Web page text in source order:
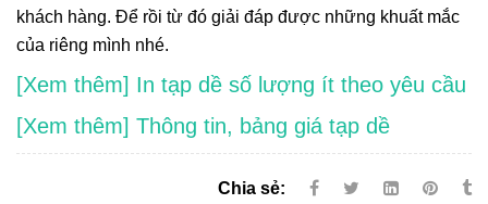
khách hàng. Để rồi từ đó giải đáp được những khuất mắc
của riêng mình nhé.
[Xem thêm] In tạp dề số lượng ít theo yêu cầu
[Xem thêm] Thông tin, bảng giá tạp dề
Chia sẻ: